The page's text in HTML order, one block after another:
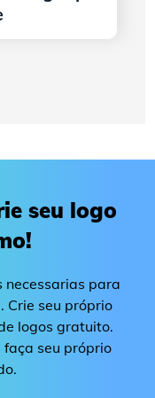
seu logo
necessarias para
Crie seu próprio
logos gratuito.
faça seu próprio